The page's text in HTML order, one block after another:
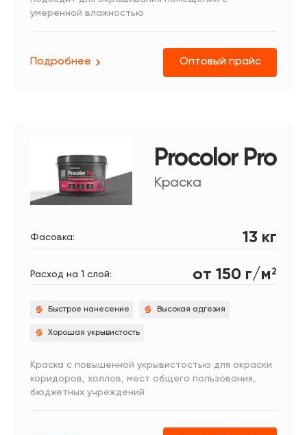
умеренной влажностью
Подробнее Оптовый прайс
Procolor Pro
Краска
Фасовка: 13 кг
Расход на 1 слой: от 150 г/м 2
Быстрое нанесение Высокая адгезия
Хорошая укрывистость
Краска с повышенной укрывистостью для окраски
коридоров, холлов, мест общего пользования,
бюджетных учреждений
Получите консультацию в
WhatsApp